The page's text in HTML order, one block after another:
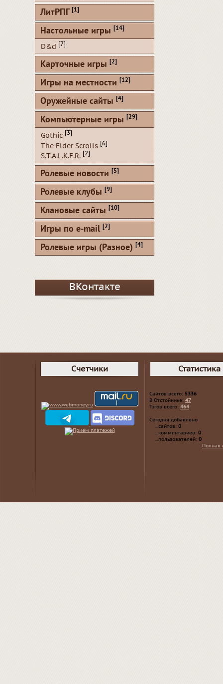
ЛитРПГ [1]
Настольные игры [14]
D&d [7]
Карточные игры [2]
Игры на местности [12]
Оружейные сайты [4]
Компьютерные игры [29]
Gothic [3]
The Elder Scrolls [6]
S.T.A.L.K.E.R. [2]
Ролевые новости [5]
Ролевые клубы [9]
Клановые сайты [10]
Игры по e-mail [2]
Ролевые игры (Разное) [4]
ВКонтакте
Счетчики Статистика
Сайтов всего: 5336
В Отстойнике: 47
Тэгов всего: 464
Сегодня добавлено
...сайтов: 0
...комментариев: 0
...пользователей: 0
Полная